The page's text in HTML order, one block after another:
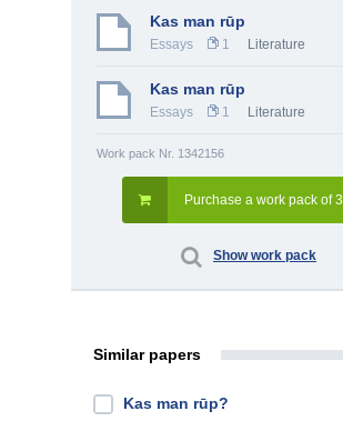
Kas man rūp
Essays 1 Literature
Kas man rūp
Essays 1 Literature
Work pack Nr. 1342156
Purchase a work pack of 3
Show work pack
Similar papers
Kas man rūp?